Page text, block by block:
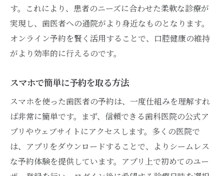
す。これにより、患者のニーズに合わせた柔軟な診療が
実現し、歯医者への通院がより身近なものとなります。
オンライン予約を賢く活用することで、口腔健康の維持
がより効率的に行えるのです。
スマホで簡単に予約を取る方法
スマホを使った歯医者の予約は、一度仕組みを理解すれ
ば非常に簡単です。まず、信頼できる歯科医院の公式ア
プリやウェブサイトにアクセスします。多くの医院で
は、アプリをダウンロードすることで、よりシームレス
な予約体験を提供しています。アプリ上で初めてのユー